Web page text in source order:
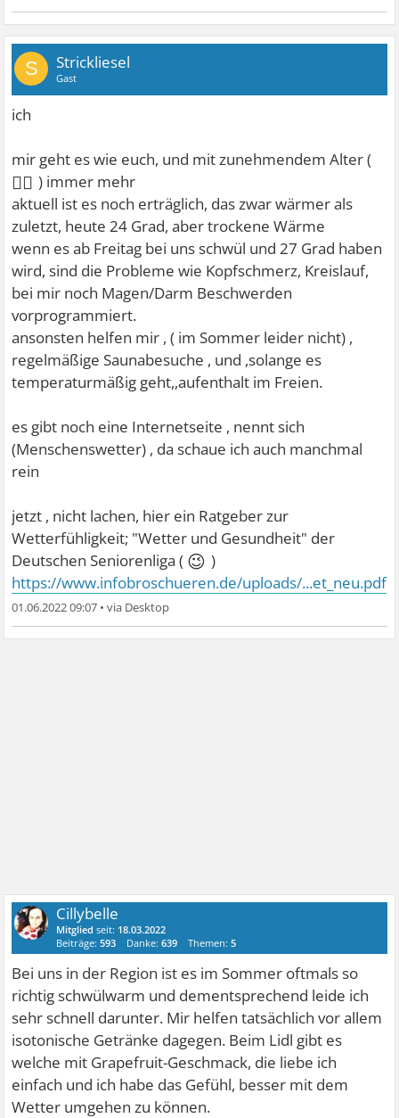
S Strickliesel
Gast
ich
mir geht es wie euch, und mit zunehmendem Alter (
🤷‍♀ ) immer mehr
aktuell ist es noch erträglich, das zwar wärmer als
zuletzt, heute 24 Grad, aber trockene Wärme
wenn es ab Freitag bei uns schwül und 27 Grad haben
wird, sind die Probleme wie Kopfschmerz, Kreislauf,
bei mir noch Magen/Darm Beschwerden
vorprogrammiert.
ansonsten helfen mir , ( im Sommer leider nicht) ,
regelmäßige Saunabesuche , und ,solange es
temperaturmäßig geht,,aufenthalt im Freien.
es gibt noch eine Internetseite , nennt sich
(Menschenswetter) , da schaue ich auch manchmal
rein
jetzt , nicht lachen, hier ein Ratgeber zur
Wetterfühligkeit; "Wetter und Gesundheit" der
Deutschen Seniorenliga ( 😉 )
https://www.infobroschueren.de/uploads/...et_neu.pdf
01.06.2022 09:07 •
Cillybelle
Mitglied seit: 18.03.2022
Beiträge:593 Danke:639 Themen:5
Bei uns in der Region ist es im Sommer oftmals so
richtig schwülwarm und dementsprechend leide ich
sehr schnell darunter. Mir helfen tatsächlich vor allem
isotonische Getränke dagegen. Beim Lidl gibt es
welche mit Grapefruit-Geschmack, die liebe ich
einfach und ich habe das Gefühl, besser mit dem
Wetter umgehen zu können.